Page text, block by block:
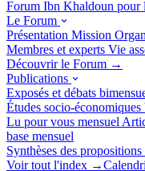
Forum Ibn Khaldoun pour
Le Forum
Présentation Mission
Membres et experts Vie
Découvrir le Forum →
Publications
Exposés et débats
Études socio-économiques
Lu pour vous mensuel
base mensuel
Synthèses des propositions
Voir tout l'index →